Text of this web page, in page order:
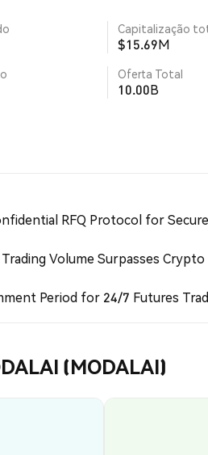
Capitalização
$15.69M
Oferta Total
10.00B
RFQ Protocol for
Volume Surpasses
Period for 24/7 Futures
(MODALAI)